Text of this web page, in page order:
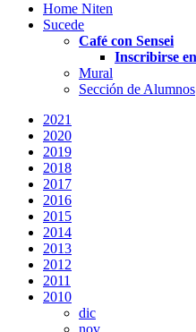
Home Niten
Sucede
Café con Sensei
Inscribirse
Mural
Sección de Alumnos
2021
2020
2019
2018
2017
2016
2015
2014
2013
2012
2011
2010
dic